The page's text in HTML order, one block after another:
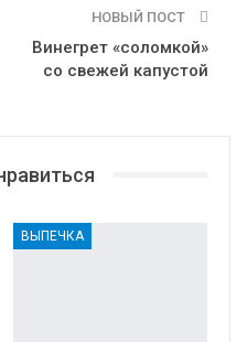
НОВЫЙ ПОСТ
Винегрет «соломкой»
со свежей капустой
ВЫПЕЧКА